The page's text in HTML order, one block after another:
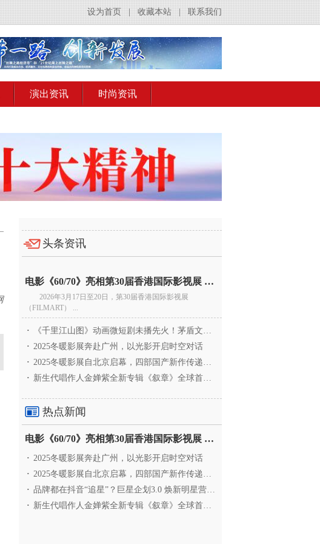
联系我们
收藏本站
设为首页
演出资讯 时尚资讯
头条资讯
电影《60/70》亮相第30届香港国际影视展 冲刺戛纳备
2026年3月17日至20日，第30届香港国际影视展
（FILMART） ...
·
《千里江山图》动画微短剧未播先火！茅盾文学奖IP首
· 2025冬暖影展奔赴广州，以光影开启时空对话
· 2025冬暖影展自北京启幕，四部国产新作传递银幕温情
· 新生代唱作人金婵紫全新专辑《叙章》全球首发，颠覆
热点新闻
电影《60/70》亮相第30届香港国际影视展 冲刺戛纳备
· 2025冬暖影展奔赴广州，以光影开启时空对话
· 2025冬暖影展自北京启幕，四部国产新作传递银幕温情
· 品牌都在抖音“追星”？巨星企划3.0 焕新明星营销，让
· 新生代唱作人金婵紫全新专辑《叙章》全球首发，颠覆